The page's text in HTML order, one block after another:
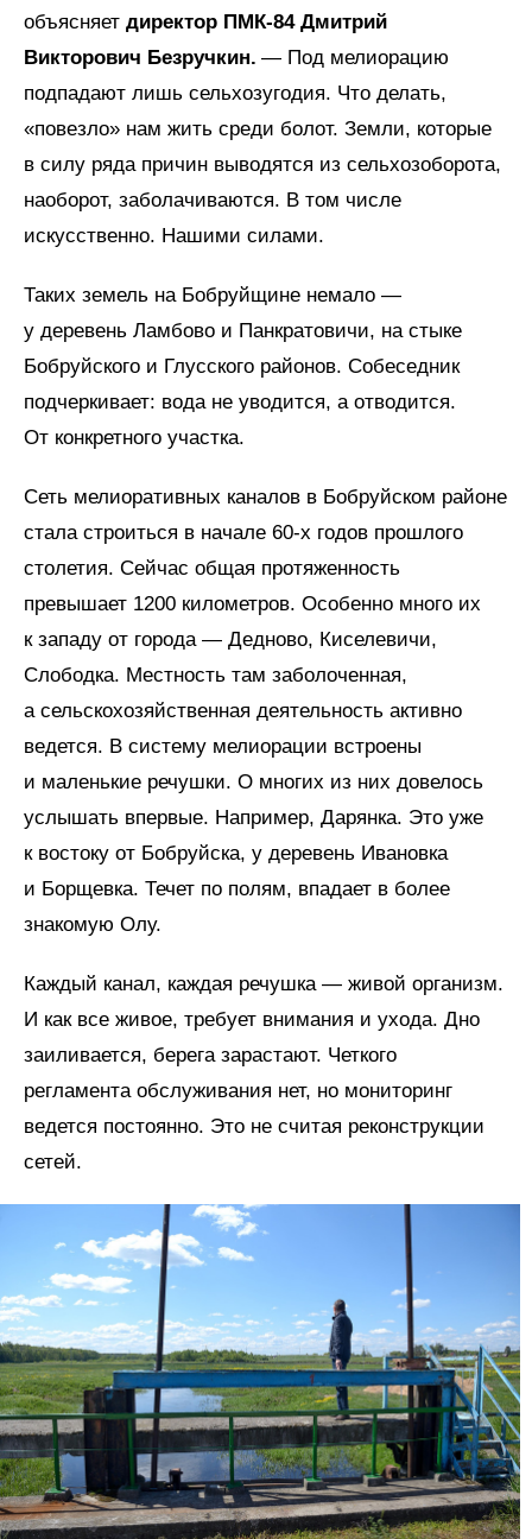
объясняет директор ПМК‑84 Дмитрий
Викторович Безручкин. — Под мелиорацию
подпадают лишь сельхозугодия. Что делать,
«повезло» нам жить среди болот. Земли, которые
в силу ряда причин выводятся из сельхозоборота,
наоборот, заболачиваются. В том числе
искусственно. Нашими силами.
Таких земель на Бобруйщине немало —
у деревень Ламбово и Панкратовичи, на стыке
Бобруйского и Глусского районов. Собеседник
подчеркивает: вода не уводится, а отводится.
От конкретного участка.
Сеть мелиоративных каналов в Бобруйском районе
стала строиться в начале 60‑х годов прошлого
столетия. Сейчас общая протяженность
превышает 1200 километров. Особенно много их
к западу от города — Дедново, Киселевичи,
Слободка. Местность там заболоченная,
а сельскохозяйственная деятельность активно
ведется. В систему мелиорации встроены
и маленькие речушки. О многих из них довелось
услышать впервые. Например, Дарянка. Это уже
к востоку от Бобруйска, у деревень Ивановка
и Борщевка. Течет по полям, впадает в более
знакомую Олу.
Каждый канал, каждая речушка — живой организм.
И как все живое, требует внимания и ухода. Дно
заиливается, берега зарастают. Четкого
регламента обслуживания нет, но мониторинг
ведется постоянно. Это не считая реконструкции
сетей.